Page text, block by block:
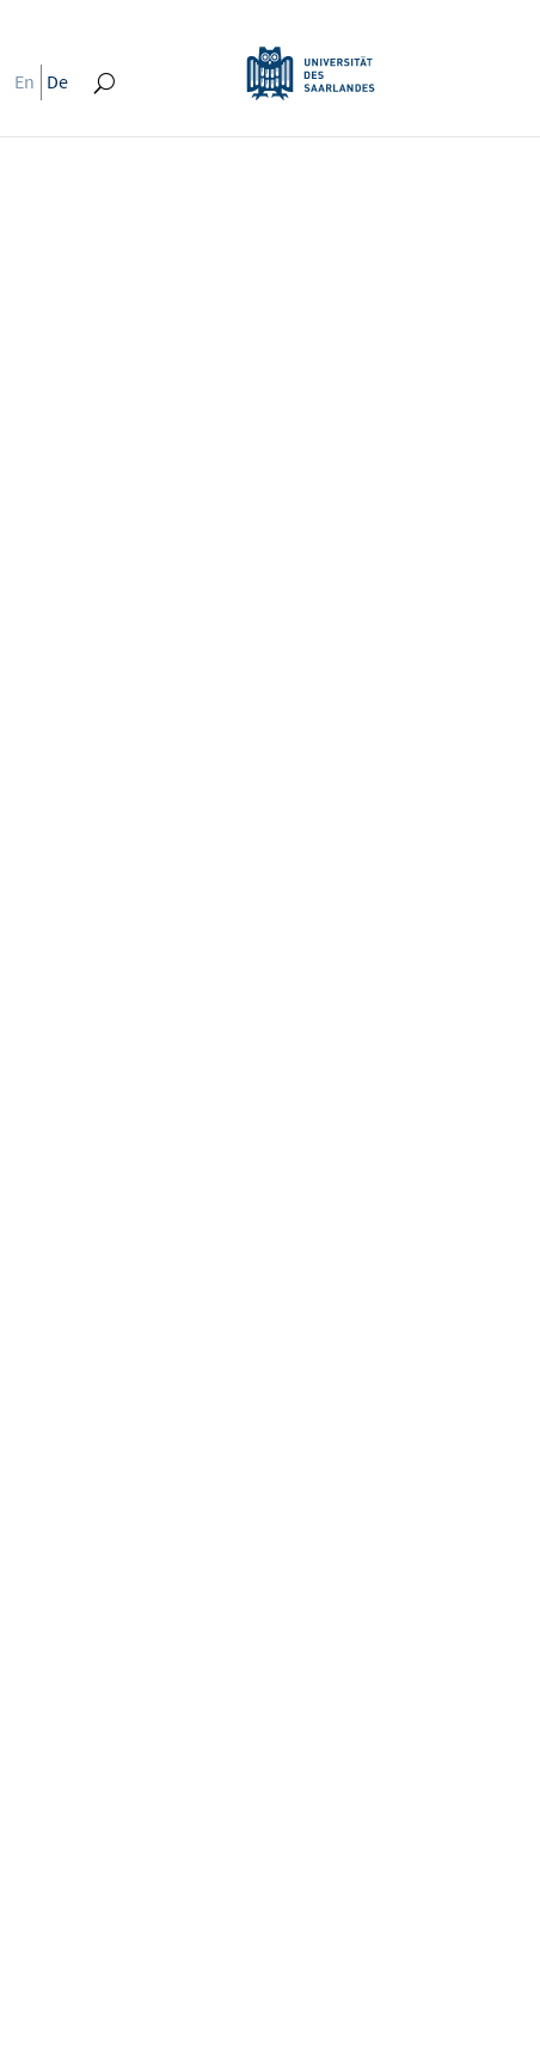
En De